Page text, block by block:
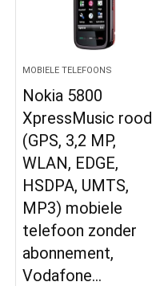
MOBIELE TELEFOONS
Nokia 5800
XpressMusic rood
(GPS, 3,2 MP,
WLAN, EDGE,
HSDPA, UMTS,
MP3) mobiele
telefoon zonder
abonnement,
Vodafone…